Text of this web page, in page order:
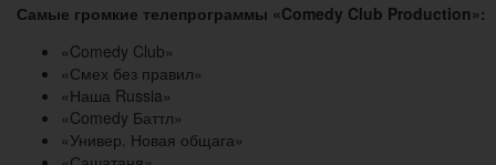
Самые громкие телепрограммы «Comedy Club Production»:
«Comedy Club»
«Смех без правил»
«Наша Russia»
«Comedy Баттл»
«Универ. Новая общага»